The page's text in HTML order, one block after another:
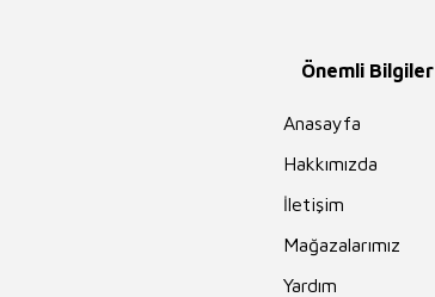
Önemli Bilgiler
Anasayfa
Hakkımızda
İletişim
Mağazalarımız
Yardım